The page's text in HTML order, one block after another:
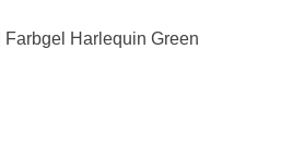
| Farbgel Harlequin Green